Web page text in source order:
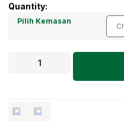
Quantity:
Pilih Kemasan